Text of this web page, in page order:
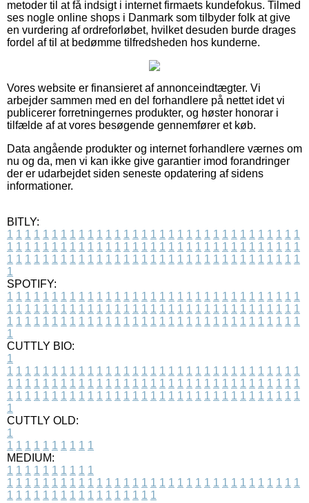
metoder til at få indsigt i internet firmaets kundefokus. Tilmed
ses nogle online shops i Danmark som tilbyder folk at give
en vurdering af ordreforløbet, hvilket desuden burde drages
fordel af til at bedømme tilfredsheden hos kunderne.
Vores website er finansieret af annonceindtægter. Vi
arbejder sammen med en del forhandlere på nettet idet vi
publicerer forretningernes produkter, og høster honorar i
tilfælde af at vores besøgende gennemfører et køb.
Data angående produkter og internet forhandlere værnes om
nu og da, men vi kan ikke give garantier imod forandringer
der er udarbejdet siden seneste opdatering af sidens
informationer.
BITLY:
1 1 1 1 1 1 1 1 1 1 1 1 1 1 1 1 1 1 1 1 1 1 1 1 1 1 1 1 1 1 1 1 1
1 1 1 1 1 1 1 1 1 1 1 1 1 1 1 1 1 1 1 1 1 1 1 1 1 1 1 1 1 1 1 1 1
1 1 1 1 1 1 1 1 1 1 1 1 1 1 1 1 1 1 1 1 1 1 1 1 1 1 1 1 1 1 1 1 1
1
SPOTIFY:
1 1 1 1 1 1 1 1 1 1 1 1 1 1 1 1 1 1 1 1 1 1 1 1 1 1 1 1 1 1 1 1 1
1 1 1 1 1 1 1 1 1 1 1 1 1 1 1 1 1 1 1 1 1 1 1 1 1 1 1 1 1 1 1 1 1
1 1 1 1 1 1 1 1 1 1 1 1 1 1 1 1 1 1 1 1 1 1 1 1 1 1 1 1 1 1 1 1 1
1
CUTTLY BIO:
1
1 1 1 1 1 1 1 1 1 1 1 1 1 1 1 1 1 1 1 1 1 1 1 1 1 1 1 1 1 1 1 1 1
1 1 1 1 1 1 1 1 1 1 1 1 1 1 1 1 1 1 1 1 1 1 1 1 1 1 1 1 1 1 1 1 1
1 1 1 1 1 1 1 1 1 1 1 1 1 1 1 1 1 1 1 1 1 1 1 1 1 1 1 1 1 1 1 1 1
1
CUTTLY OLD:
1
1 1 1 1 1 1 1 1 1 1
MEDIUM:
1 1 1 1 1 1 1 1 1 1
1 1 1 1 1 1 1 1 1 1 1 1 1 1 1 1 1 1 1 1 1 1 1 1 1 1 1 1 1 1 1 1 1
1 1 1 1 1 1 1 1 1 1 1 1 1 1 1 1 1